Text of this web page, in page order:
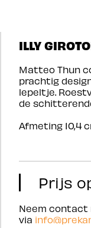
ILLY
Matteo Thun
prachtig
lepeltje.
de
Afmeting 10,4
Prijs
Neem contact
via